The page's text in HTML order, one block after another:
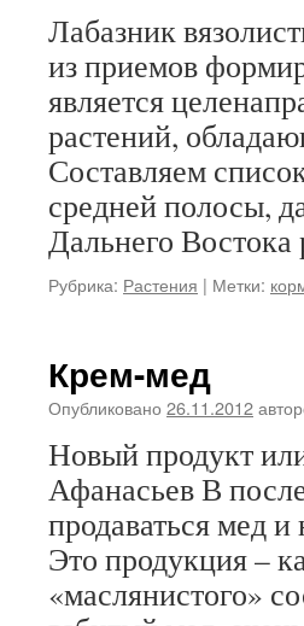
Лабазник
из приемов
является
растений,
Составляем
средней полосы,
Дальнего Востока
Рубрика: Растения | Метки:
Крем-мед
Опубликовано 26.11.2012
Новый продукт
Афанасьев В
продаваться мед
Это продукция –
«маслянистого»